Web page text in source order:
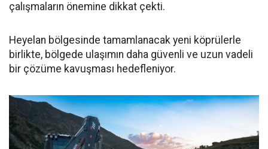
çalışmaların önemine dikkat çekti.
Heyelan bölgesinde tamamlanacak yeni köprülerle
birlikte, bölgede ulaşımın daha güvenli ve uzun vadeli
bir çözüme kavuşması hedefleniyor.